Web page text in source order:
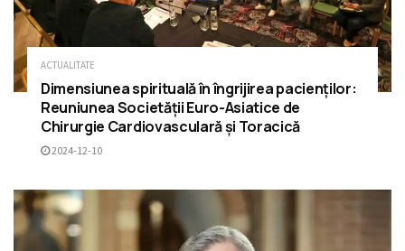
ACTUALITATE
Dimensiunea spirituală în îngrijirea pacienților:
Reuniunea Societății Euro-Asiatice de
Chirurgie Cardiovasculară și Toracică
2024-12-10